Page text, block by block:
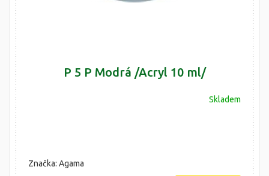
P 5 P Modrá /Acryl 10 ml/
Skladem
Značka: Agama